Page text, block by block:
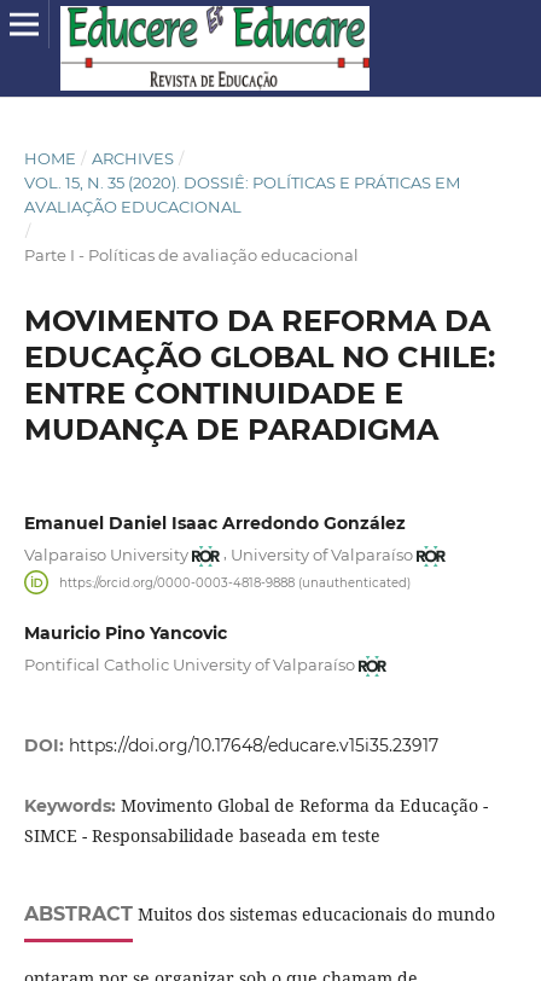
HOME / ARCHIVES /
VOL. 15, N. 35 (2020). DOSSIÊ: POLÍTICAS E PRÁTICAS EM
AVALIAÇÃO EDUCACIONAL
/
Parte I - Políticas de avaliação educacional
MOVIMENTO DA REFORMA DA
EDUCAÇÃO GLOBAL NO CHILE:
ENTRE CONTINUIDADE E
MUDANÇA DE PARADIGMA
Emanuel Daniel Isaac Arredondo González
Valparaiso University University of Valparaíso
https://orcid.org/0000-0003-4818-9888 (unauthenticated)
Mauricio Pino Yancovic
Pontifical Catholic University of Valparaíso
DOI: https://doi.org/10.17648/educare.v15i35.23917
Keywords: Movimento Global de Reforma da Educação -
SIMCE - Responsabilidade baseada em teste
ABSTRACTMuitos dos sistemas educacionais do mundo